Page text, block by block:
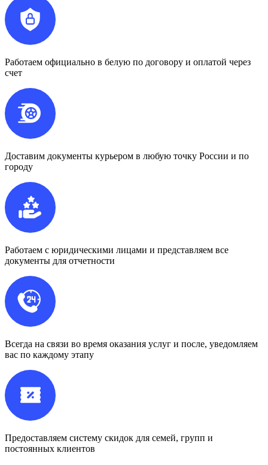
Работаем официально в белую по договору и оплатой через
счет
Доставим документы курьером в любую точку России и по
городу
Работаем с юридическими лицами и представляем все
документы для отчетности
Всегда на связи во время оказания услуг и после, уведомляем
вас по каждому этапу
Предоставляем систему скидок для семей, групп и
постоянных клиентов